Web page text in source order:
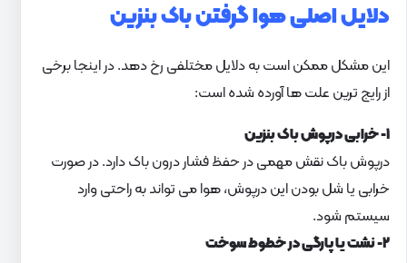
دلایل اصلی هوا گرفتن باک بنزین
این مشکل ممکن است به دلایل مختلفی رخ دهد. در اینجا برخی
از رایج ترین علت ها آورده شده است:
۱- خرابی درپوش باک بنزین
درپوش باک نقش مهمی در حفظ فشار درون باک دارد. در صورت
خرابی یا شل بودن این درپوش، هوا می تواند به راحتی وارد
سیستم شود.
۲- نشت یا پارگی در خطوط سوخت